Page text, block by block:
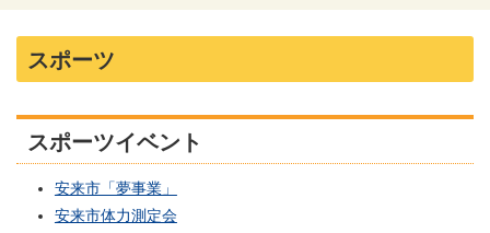
スポーツ
スポーツイベント
安来市「夢事業」
安来市体力測定会